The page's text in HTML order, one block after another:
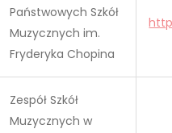
Państwowych Szkół
Muzycznych im.
Fryderyka Chopina
Zespół Szkół
Muzycznych w